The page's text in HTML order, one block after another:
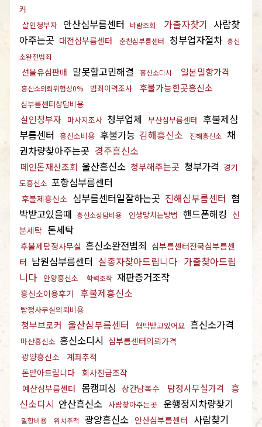
커
살인청부자 안산심부름센터 바람조회 가출자찾기 사람찾
아주는곳 대전심부름센터 춘천심부름센터 청부업자절차 흥신
소완전범죄
선불유심판매 말못할고민해결 흥신소디시 일본밀항가격
흥신소의뢰위험성0% 범죄이력조사 후불가능한곳흥신소
심부름센터상담비용
살인청부자 마사지조사 청부업체 부산심부름센터 후불제심
부름센터 흥신소비용 후불가능 김해흥신소 진해흥신소 채
권차량찾아주는곳 경주흥신소
떼인돈재산조회 울산흥신소 청부해주는곳 청부가격 경기
도흥신소 포항심부름센터
후불제흥신소 심부름센터일잘하는곳 진해심부름센터 협
박받고있을때 흥신소상담비용 인생망치는방법 핸드폰해킹 신
분세탁 돈세탁
후불제탐정사무실 흥신소완전범죄 심부름센터전국심부름센
터 남원심부름센터 실종자찾아드립니다 가출찾아드립
니다
안양흥신소 학력조작 재판증거조작
흥신소이용후기 후불제흥신소
탐정사무실의뢰비용
청부브로커 울산심부름센터 협박받고있어요 흥신소가격
마산흥신소 흥신소디시 심부름센터의뢰가격
광양흥신소
계좌추적
돈받아드립니다
회사진급조작
예산심부름센터 몸캠피싱 상간남복수 탐정사무실가격
흥
신소디시 안산흥신소 사람찾아주는곳 운행정지차량찾기
밀항비용 위치추적 광양흥신소 안산심부름센터 사람찾기